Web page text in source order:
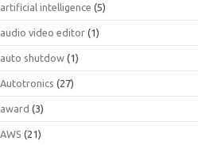
artificial intelligence (5)
audio video editor (1)
auto shutdow (1)
Autotronics (27)
award (3)
AWS (21)